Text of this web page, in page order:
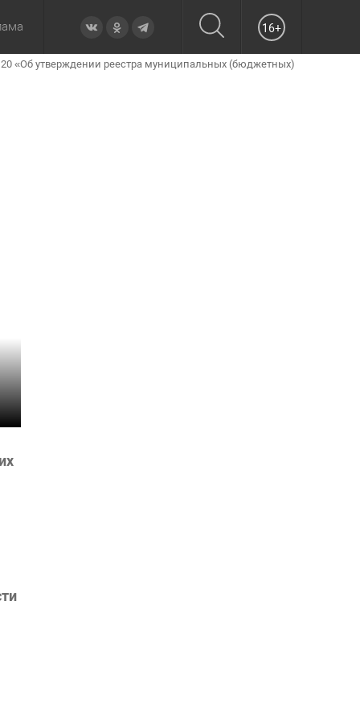
Образование Происшествия Официально
неделю Вчера Вечерние Утренние
16+
«Об утверждении реестра муниципальных (бюджетных)